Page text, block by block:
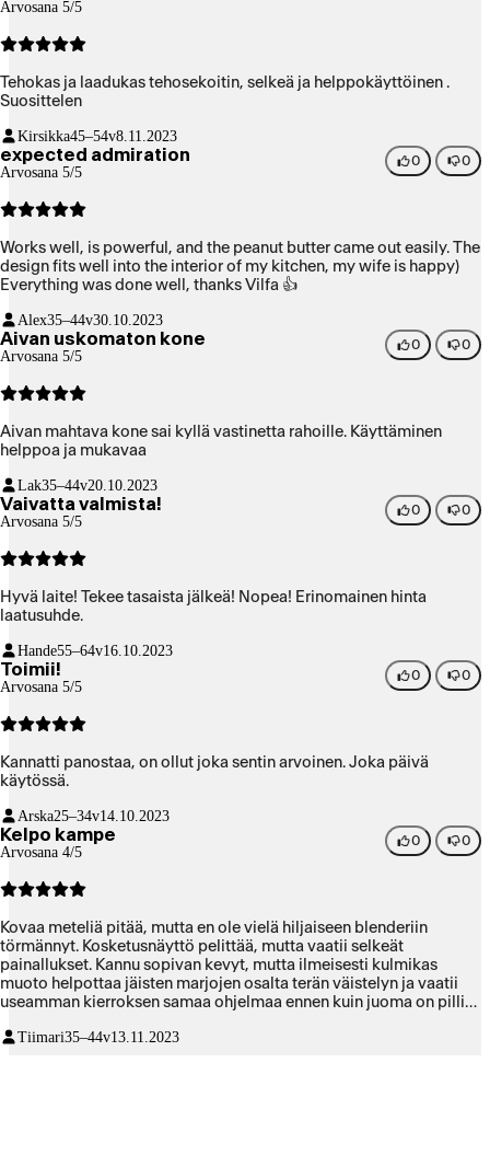
Arvosana 5/5
Tehokas ja laadukas tehosekoitin, selkeä ja helppokäyttöinen .
Suosittelen
Kirsikka45–54v8.11.2023
expected admiration
Arvosana 5/5
0 0
Works well, is powerful, and the peanut butter came out easily. The
design fits well into the interior of my kitchen, my wife is happy)
Everything was done well, thanks Vilfa 👍
Alex35–44v30.10.2023
Aivan uskomaton kone
Arvosana 5/5
0 0
Aivan mahtava kone sai kyllä vastinetta rahoille. Käyttäminen
helppoa ja mukavaa
Lak35–44v20.10.2023
Vaivatta valmista!
Arvosana 5/5
0 0
Hyvä laite! Tekee tasaista jälkeä! Nopea! Erinomainen hinta
laatusuhde.
Hande55–64v16.10.2023
Toimii!
Arvosana 5/5
0 0
Kannatti panostaa, on ollut joka sentin arvoinen. Joka päivä
käytössä.
Arska25–34v14.10.2023
Kelpo kampe
Arvosana 4/5
0 0
Kovaa meteliä pitää, mutta en ole vielä hiljaiseen blenderiin
törmännyt. Kosketusnäyttö pelittää, mutta vaatii selkeät
painallukset. Kannu sopivan kevyt, mutta ilmeisesti kulmikas
muoto helpottaa jäisten marjojen osalta terän väistelyn ja vaatii
useamman kierroksen samaa ohjelmaa ennen kuin juoma on pillin
Tiimari35–44v13.11.2023